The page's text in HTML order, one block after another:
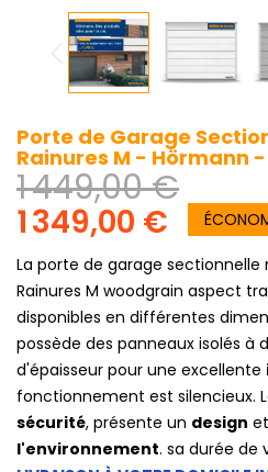
Porte de Garage
Rainures M - Hörmann
1 449,00 €
1 349,00 €
La porte de garage
Rainures M woodgrain aspect
disponibles en différentes
possède des panneaux isolés à
d'épaisseur pour une excellente
fonctionnement est silencieux.
sécurité, présente un design et
l'environnement. sa durée de